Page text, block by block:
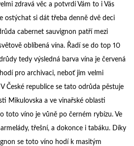
zdravá věc a potvrdí Vám to i Vás
ostýchat si dát třeba denně dvě deci
cabernet sauvignon patří mezi
oblíbená vína. Řadí se do top 10
tedy výsledná barva vína je červená
pro archivaci, neboť jim velmi
České republice se tato odrůda pěstuje
Mikulovska a ve vinařské oblasti
toto víno je vůně po černém rybízu. Ve
třešní, a dokonce i tabáku. Díky
se toto víno hodí k masitým